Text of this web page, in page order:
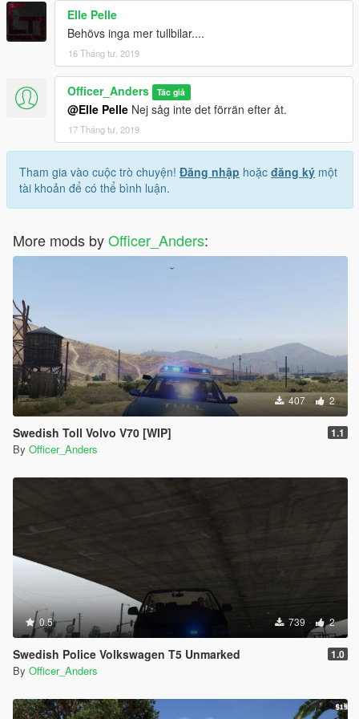
Elle Pelle
Behövs inga mer tullbilar....
16 Tháng tư, 2019
Officer_Anders Tác giả
@Elle Pelle Nej såg inte det förrän efter åt.
17 Tháng tư, 2019
Tham gia vào cuộc trò chuyện! Đăng nhập hoặc đăng ký một
tài khoản để có thể bình luận.
More mods byOfficer_Anders:
407 2
Swedish Toll Volvo V70 [WIP] 1.1
By Officer_Anders
0.5 739 2
Swedish Police Volkswagen T5 Unmarked 1.0
By Officer_Anders